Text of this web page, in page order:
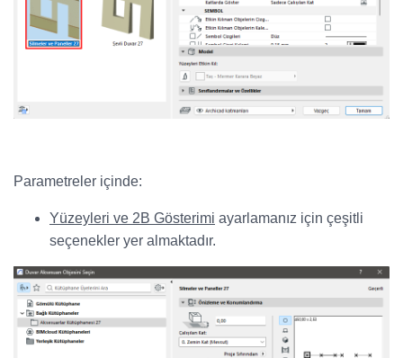
Parametreler içinde:
Yüzeyleri ve 2B Gösterimi ayarlamanız için çeşitli
seçenekler yer almaktadır.